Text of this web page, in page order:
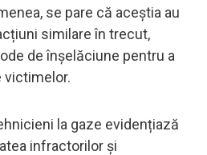
se pare că aceștia au
similare în trecut,
de înșelăciune pentru a
victimelor.
la gaze evidențiază
infractorilor și